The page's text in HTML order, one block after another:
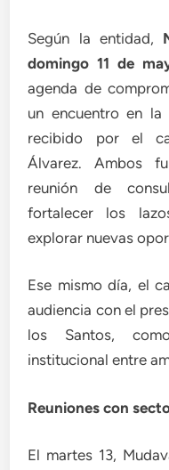
Según la entidad,
domingo 11 de
agenda de
un encuentro en la
recibido por el
Álvarez. Ambos
reunión de
fortalecer los
explorar nuevas
Ese mismo día, el
audiencia con el
los Santos,
institucional entre
Reuniones con
El martes 13,